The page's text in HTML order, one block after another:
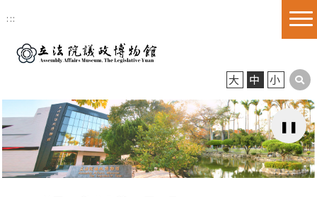
跳到主要內容區塊
:::
大 中 小